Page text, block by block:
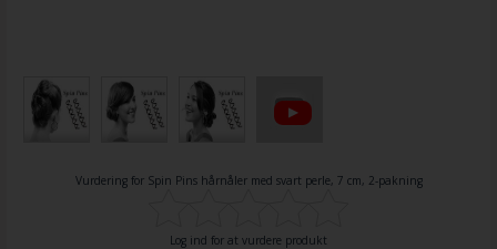
Vurdering for Spin Pins hårnåler med svart perle, 7 cm, 2-pakning
Log ind for at vurdere produkt